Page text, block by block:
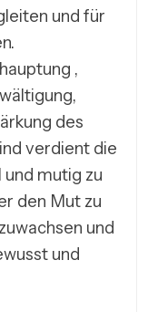
und für
,
des
verdient die
und mutig zu
den Mut zu
und
und